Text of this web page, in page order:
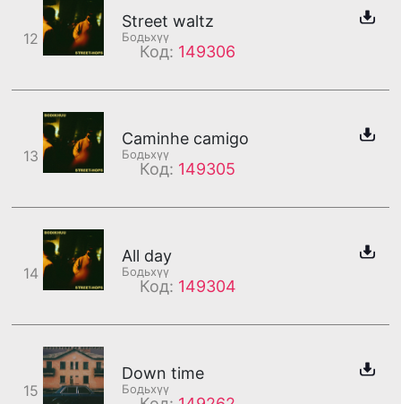
12
Street waltz
Бодьхүү
Код: 149306
13
Caminhe camigo
Бодьхүү
Код: 149305
14
All day
Бодьхүү
Код: 149304
15
Down time
Бодьхүү